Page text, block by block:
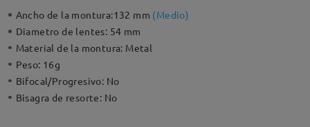
Ancho de la montura:132 mm (Medio)
Diametro de lentes: 54 mm
Material de la montura: Metal
Peso: 16g
Bifocal/Progresivo: No
Bisagra de resorte: No